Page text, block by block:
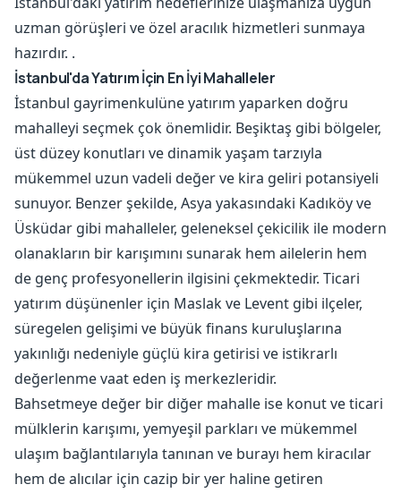
uzman görüşleri ve özel aracılık hizmetleri sunmaya
hazırdır. .
İstanbul'da Yatırım İçin En İyi Mahalleler
İstanbul gayrimenkulüne yatırım yaparken doğru
mahalleyi seçmek çok önemlidir. Beşiktaş gibi bölgeler,
üst düzey konutları ve dinamik yaşam tarzıyla
mükemmel uzun vadeli değer ve kira geliri potansiyeli
sunuyor. Benzer şekilde, Asya yakasındaki Kadıköy ve
Üsküdar gibi mahalleler, geleneksel çekicilik ile modern
olanakların bir karışımını sunarak hem ailelerin hem
de genç profesyonellerin ilgisini çekmektedir. Ticari
yatırım düşünenler için Maslak ve Levent gibi ilçeler,
süregelen gelişimi ve büyük finans kuruluşlarına
yakınlığı nedeniyle güçlü kira getirisi ve istikrarlı
değerlenme vaat eden iş merkezleridir.
Bahsetmeye değer bir diğer mahalle ise konut ve ticari
mülklerin karışımı, yemyeşil parkları ve mükemmel
ulaşım bağlantılarıyla tanınan ve burayı hem kiracılar
hem de alıcılar için cazip bir yer haline getiren